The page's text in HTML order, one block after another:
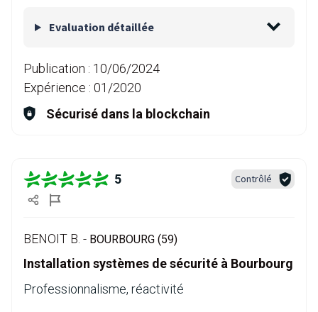
Evaluation détaillée
Publication : 10/06/2024
Expérience : 01/2020
Sécurisé dans la blockchain
5 Contrôlé
BENOIT B. - BOURBOURG (59)
Installation systèmes de sécurité à Bourbourg
Professionnalisme, réactivité